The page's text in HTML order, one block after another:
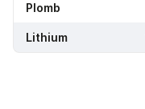
Plomb
Lithium